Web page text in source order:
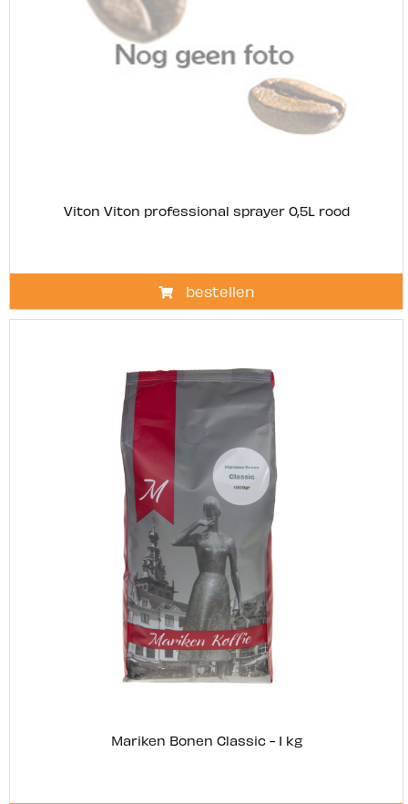
Viton Viton professional sprayer 0,5L rood
bestellen
Mariken Bonen Classic - 1 kg